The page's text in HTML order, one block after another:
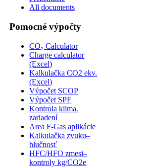
All documents
Pomocné výpočty
CO₂ Calculator
Charge calculator
(Excel)
Kalkulačka CO2 ekv.
(Excel)
Výpočet SCOP
Výpočet SPF
Kontrola klima.
zariadení
Area F-Gas aplikácie
Kalkulačka zvuku–
hlučnosť
HFC/HFO zmesi–
kontroly kg/CO2e